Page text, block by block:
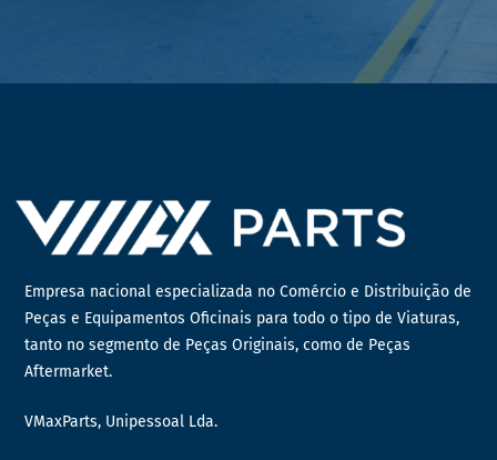
Empresa nacional especializada no Comércio e Distribuição de
Peças e Equipamentos Oficinais para todo o tipo de Viaturas,
tanto no segmento de Peças Originais, como de Peças
Aftermarket.
VMaxParts, Unipessoal Lda.